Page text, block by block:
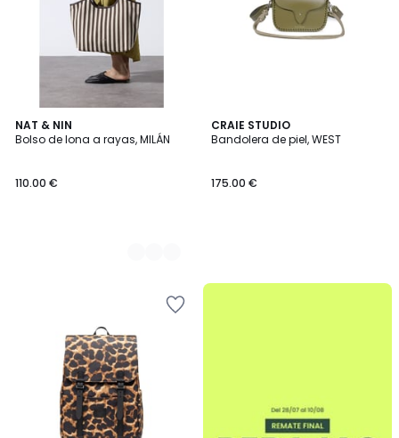
NAT & NIN
Bolso de lona a rayas, MILÁN
110.00 €
2
Colores
CRAIE STUDIO
Bandolera de piel, WEST
175.00 €
.